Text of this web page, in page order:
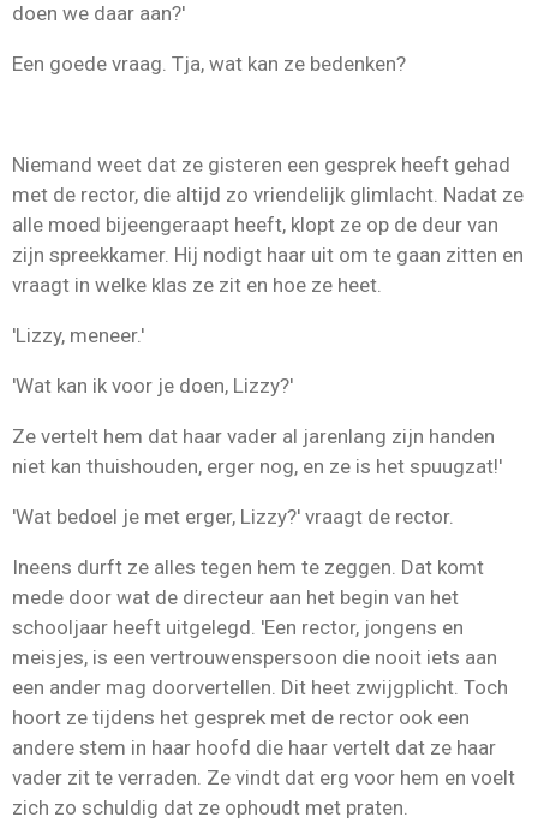
doen we daar aan?'
Een goede vraag. Tja, wat kan ze bedenken?
Niemand weet dat ze gisteren een gesprek heeft gehad
met de rector, die altijd zo vriendelijk glimlacht. Nadat ze
alle moed bijeengeraapt heeft, klopt ze op de deur van
zijn spreekkamer. Hij nodigt haar uit om te gaan zitten en
vraagt in welke klas ze zit en hoe ze heet.
'Lizzy, meneer.'
'Wat kan ik voor je doen, Lizzy?'
Ze vertelt hem dat haar vader al jarenlang zijn handen
niet kan thuishouden, erger nog, en ze is het spuugzat!'
'Wat bedoel je met erger, Lizzy?' vraagt de rector.
Ineens durft ze alles tegen hem te zeggen. Dat komt
mede door wat de directeur aan het begin van het
schooljaar heeft uitgelegd. 'Een rector, jongens en
meisjes, is een vertrouwenspersoon die nooit iets aan
een ander mag doorvertellen. Dit heet zwijgplicht. Toch
hoort ze tijdens het gesprek met de rector ook een
andere stem in haar hoofd die haar vertelt dat ze haar
vader zit te verraden. Ze vindt dat erg voor hem en voelt
zich zo schuldig dat ze ophoudt met praten.